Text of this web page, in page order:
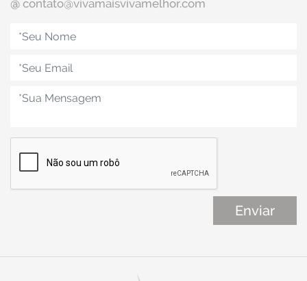
@ contato@vivamaisvivamelhor.com